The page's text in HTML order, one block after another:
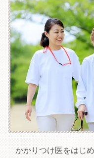
かかりつけ医をはじ